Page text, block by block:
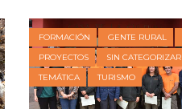
FORMACIÓN GENTE RURAL
PROYECTOS
SIN CATEGORIZAR
TEMÁTICA
TURISMO